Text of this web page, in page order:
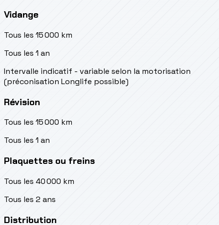
Vidange
Tous les 15 000 km
Tous les 1 an
Intervalle indicatif - variable selon la motorisation
(préconisation Longlife possible)
Révision
Tous les 15 000 km
Tous les 1 an
Plaquettes ou freins
Tous les 40 000 km
Tous les 2 ans
Distribution